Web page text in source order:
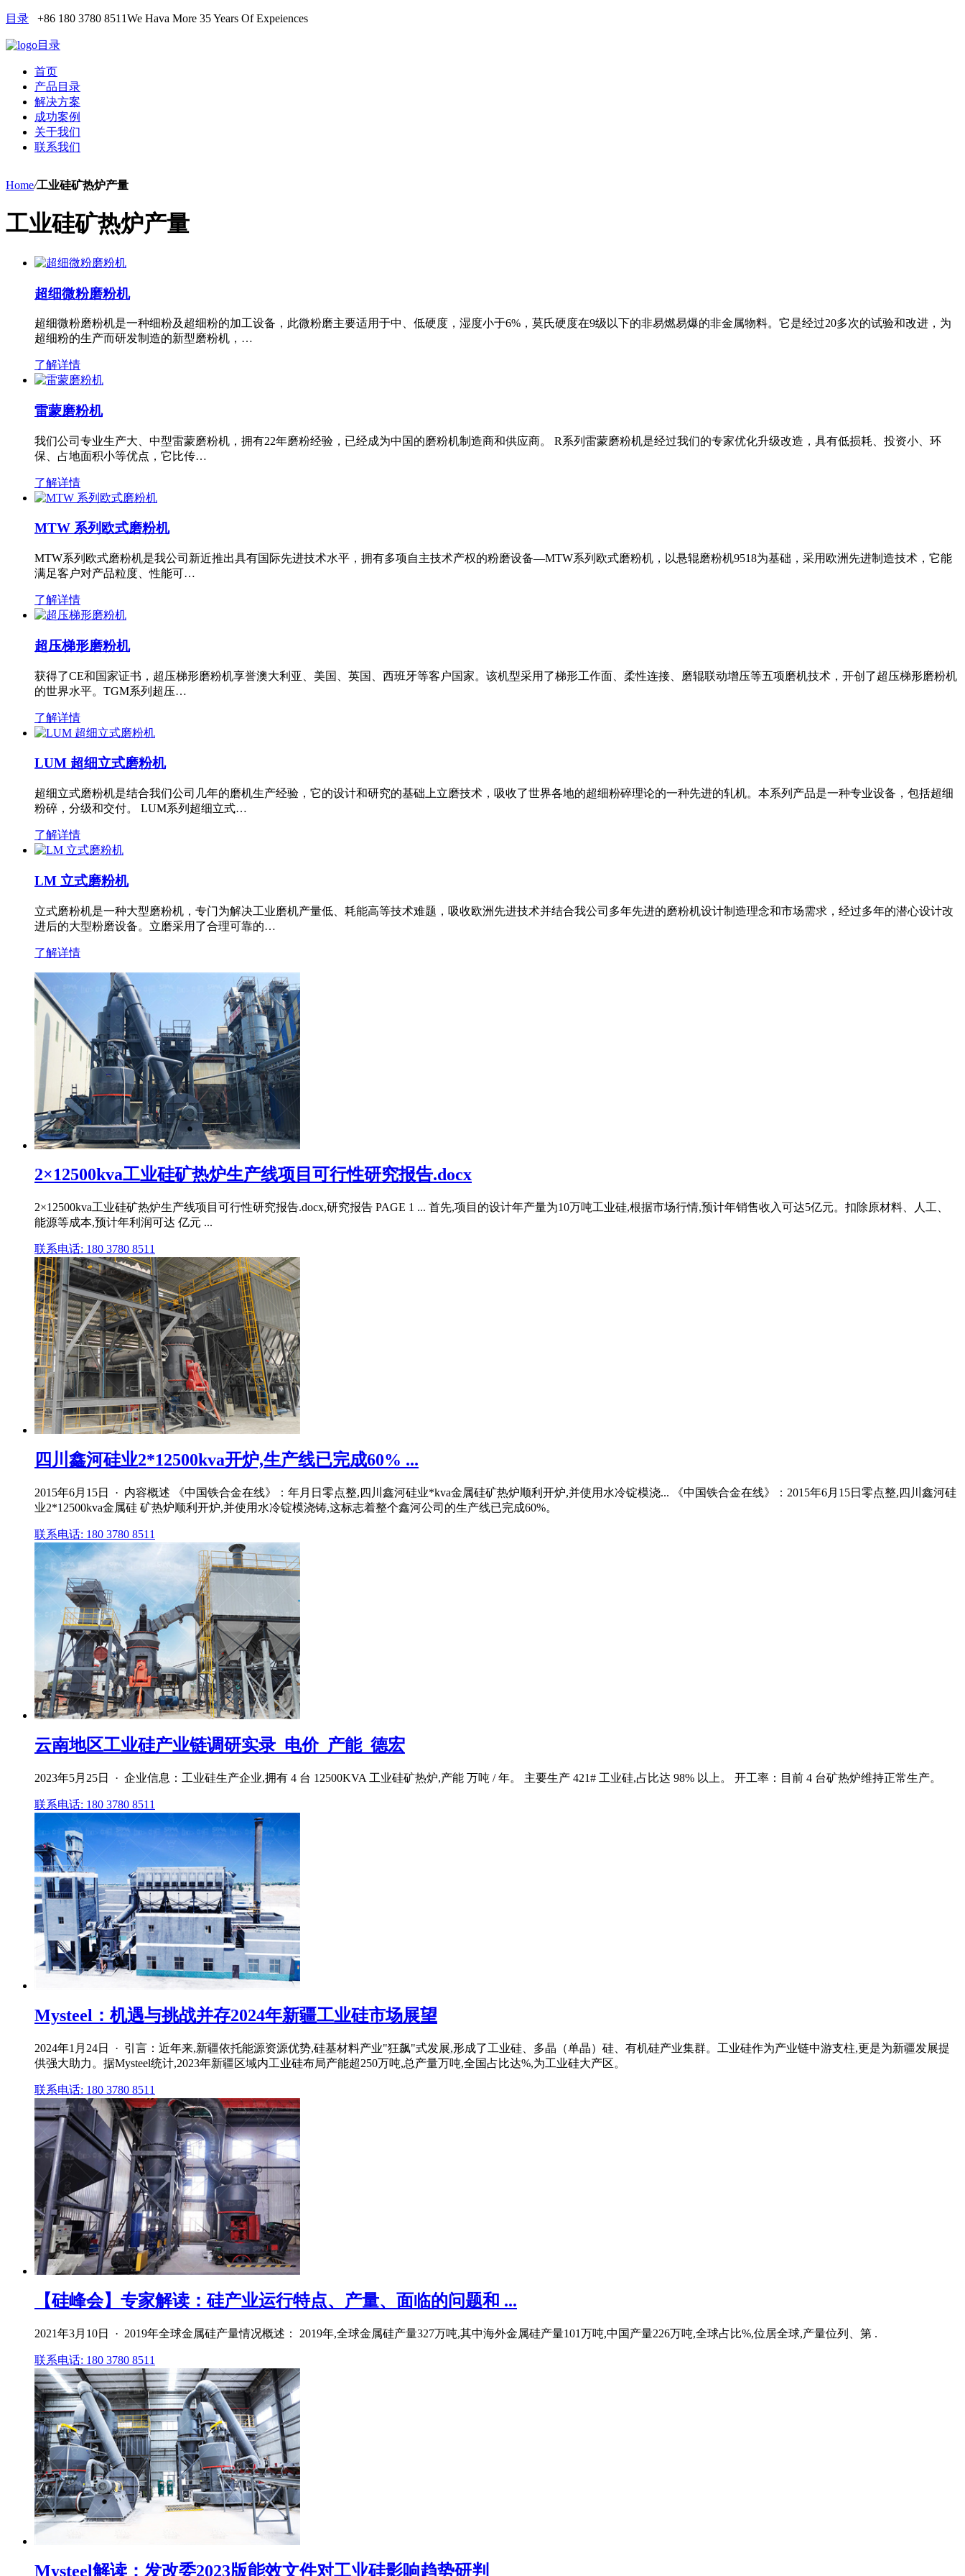
目录 +86 180 3780 8511We Hava More 35 Years Of Expeiences
目录
首页
产品目录
解决方案
成功案例
关于我们
联系我们
Home/工业硅矿热炉产量
工业硅矿热炉产量
超细微粉磨粉机
超细微粉磨粉机是一种细粉及超细粉的加工设备，此微粉磨主要适用于中、低硬度，湿度小于6%，莫氏硬度在9级以下的非易燃易爆的非金属物料。它是经过20多次的试验和改进，为
超细粉的生产而研发制造的新型磨粉机，…
了解详情
雷蒙磨粉机
我们公司专业生产大、中型雷蒙磨粉机，拥有22年磨粉经验，已经成为中国的磨粉机制造商和供应商。 R系列雷蒙磨粉机是经过我们的专家优化升级改造，具有低损耗、投资小、环
保、占地面积小等优点，它比传…
了解详情
MTW 系列欧式磨粉机
MTW系列欧式磨粉机是我公司新近推出具有国际先进技术水平，拥有多项自主技术产权的粉磨设备—MTW系列欧式磨粉机，以悬辊磨粉机9518为基础，采用欧洲先进制造技术，它能
满足客户对产品粒度、性能可…
了解详情
超压梯形磨粉机
获得了CE和国家证书，超压梯形磨粉机享誉澳大利亚、美国、英国、西班牙等客户国家。该机型采用了梯形工作面、柔性连接、磨辊联动增压等五项磨机技术，开创了超压梯形磨粉机
的世界水平。TGM系列超压…
了解详情
LUM 超细立式磨粉机
超细立式磨粉机是结合我们公司几年的磨机生产经验，它的设计和研究的基础上立磨技术，吸收了世界各地的超细粉碎理论的一种先进的轧机。本系列产品是一种专业设备，包括超细
粉碎，分级和交付。 LUM系列超细立式…
了解详情
LM 立式磨粉机
立式磨粉机是一种大型磨粉机，专门为解决工业磨机产量低、耗能高等技术难题，吸收欧洲先进技术并结合我公司多年先进的磨粉机设计制造理念和市场需求，经过多年的潜心设计改
进后的大型粉磨设备。立磨采用了合理可靠的…
了解详情
2×12500kva工业硅矿热炉生产线项目可行性研究报告.docx
2×12500kva工业硅矿热炉生产线项目可行性研究报告.docx,研究报告 PAGE 1 ... 首先,项目的设计年产量为10万吨工业硅,根据市场行情,预计年销售收入可达5亿元。扣除原材料、人工、
能源等成本,预计年利润可达 亿元 ...
联系电话: 180 3780 8511
四川鑫河硅业2*12500kva开炉,生产线已完成60% ...
2015年6月15日 · 内容概述 《中国铁合金在线》：年月日零点整,四川鑫河硅业*kva金属硅矿热炉顺利开炉,并使用水冷锭模浇... 《中国铁合金在线》：2015年6月15日零点整,四川鑫河硅
业2*12500kva金属硅 矿热炉顺利开炉,并使用水冷锭模浇铸,这标志着整个鑫河公司的生产线已完成60%。
联系电话: 180 3780 8511
云南地区工业硅产业链调研实录_电价_产能_德宏
2023年5月25日 · 企业信息：工业硅生产企业,拥有 4 台 12500KVA 工业硅矿热炉,产能 万吨 / 年。 主要生产 421# 工业硅,占比达 98% 以上。 开工率：目前 4 台矿热炉维持正常生产。
联系电话: 180 3780 8511
Mysteel：机遇与挑战并存2024年新疆工业硅市场展望
2024年1月24日 · 引言：近年来,新疆依托能源资源优势,硅基材料产业"狂飙"式发展,形成了工业硅、多晶（单晶）硅、有机硅产业集群。工业硅作为产业链中游支柱,更是为新疆发展提
供强大助力。据Mysteel统计,2023年新疆区域内工业硅布局产能超250万吨,总产量万吨,全国占比达%,为工业硅大产区。
联系电话: 180 3780 8511
【硅峰会】专家解读：硅产业运行特点、产量、面临的问题和 ...
2021年3月10日 · 2019年全球金属硅产量情况概述： 2019年,全球金属硅产量327万吨,其中海外金属硅产量101万吨,中国产量226万吨,全球占比%,位居全球,产量位列、第 .
联系电话: 180 3780 8511
Mysteel解读：发改委2023版能效文件对工业硅影响趋势研判